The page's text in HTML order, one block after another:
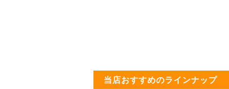
当店おすすめのラインナップ